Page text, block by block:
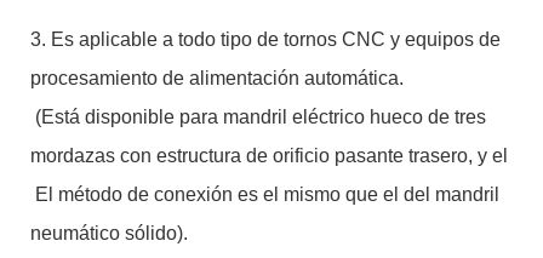
3. Es aplicable a todo tipo de tornos CNC y equipos de
procesamiento de alimentación automática.
(Está disponible para mandril eléctrico hueco de tres
mordazas con estructura de orificio pasante trasero, y el
El método de conexión es el mismo que el del mandril
neumático sólido).